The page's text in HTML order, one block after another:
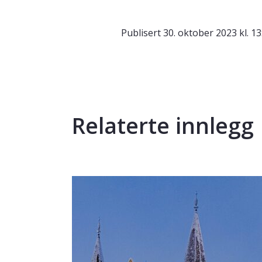
Publisert30. oktober 2023 kl.
Relaterte innlegg